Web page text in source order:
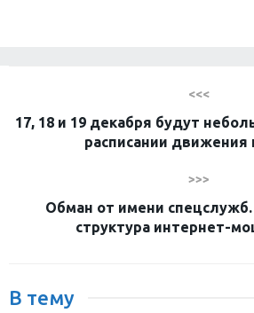
<<<
17, 18 и 19 декабря будут
расписании движения
>>>
Обман от имени спецслужб.
структура интернет-
В тему